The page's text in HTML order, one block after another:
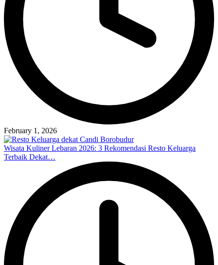
February 1, 2026
Wisata Kuliner Lebaran 2026: 3 Rekomendasi Resto Keluarga
Terbaik Dekat…